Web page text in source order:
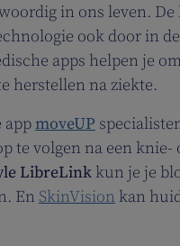
in ons leven. De
ook door in
apps helpen je
herstellen na ziekte.
appmoveUP
te volgen na een knie-
LibreLink kun je je
En SkinVision kan